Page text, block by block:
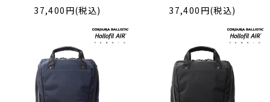
37,400円(税込)
37,400円(税込)